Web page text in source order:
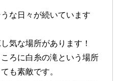
な日々が続いています
気な場所があります！
ろに白糸の滝という場所
も素敵です。